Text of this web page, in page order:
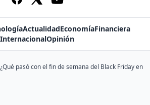
ActualidadEconomíaFinanciera
InternacionalOpinión
¿Qué pasó con el fin de semana del Black Friday en